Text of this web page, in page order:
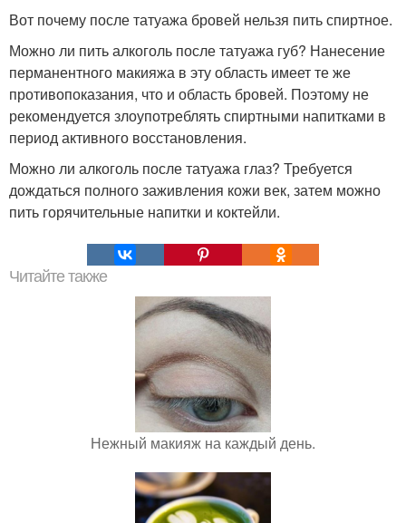
Вот почему после татуажа бровей нельзя пить спиртное.
Можно ли пить алкоголь после татуажа губ? Нанесение
перманентного макияжа в эту область имеет те же
противопоказания, что и область бровей. Поэтому не
рекомендуется злоупотреблять спиртными напитками в
период активного восстановления.
Можно ли алкоголь после татуажа глаз? Требуется
дождаться полного заживления кожи век, затем можно
пить горячительные напитки и коктейли.
Читайте также
Нежный макияж на каждый день.